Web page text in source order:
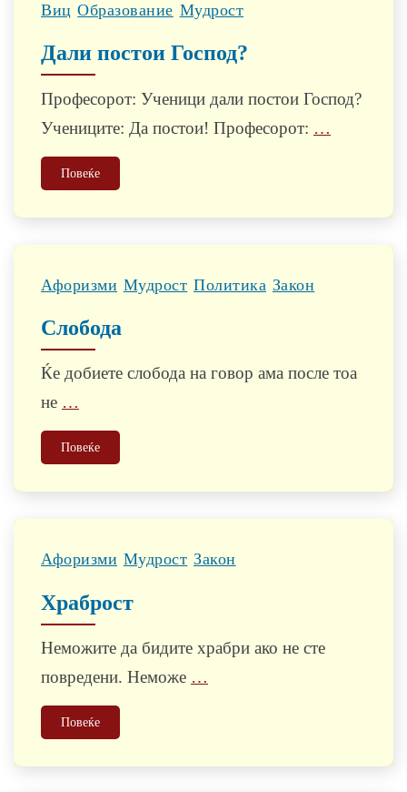
Виц Образованиe Мудрост
Дали постои Господ?
Професорот: Ученици дали постои Господ?
Учениците: Да постои! Професорот: …
Повеќе
Афоризми Мудрост Политика Закон
Слобода
Ќе добиете слобода на говор ама после тоа
не …
Повеќе
Афоризми Мудрост Закон
Храброст
Неможите да бидите храбри ако не сте
повредени. Неможе …
Повеќе